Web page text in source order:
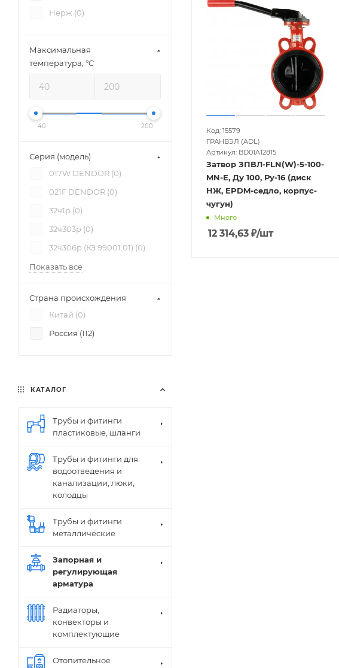
Код: 15579
ГРАНВЭЛ (ADL)
Артикул: BD01A12815
Затвор ЗПВЛ-FLN(W)-5-100-
MN-E, Ду 100, Ру-16 (диск
НЖ, EPDM-седло, корпус-
чугун)
Много
12 314,63 ₽/шт
Нерж (0)
Максимальная
температура, °C
40 200
Серия (модель)
017W DENDOR (0)
021F DENDOR (0)
32ч1р (0)
32ч303р (0)
32ч306р (КЗ 99001.01) (0)
Показать все
Страна происхождения
Китай (0)
Россия (112)
КАТАЛОГ
Трубы и фитинги
пластиковые, шланги
Трубы и фитинги для
водоотведения и
канализации, люки,
колодцы
Трубы и фитинги
металлические
Запорная и
регулирующая
арматура
Радиаторы,
конвекторы и
комплектующие
Отопительное